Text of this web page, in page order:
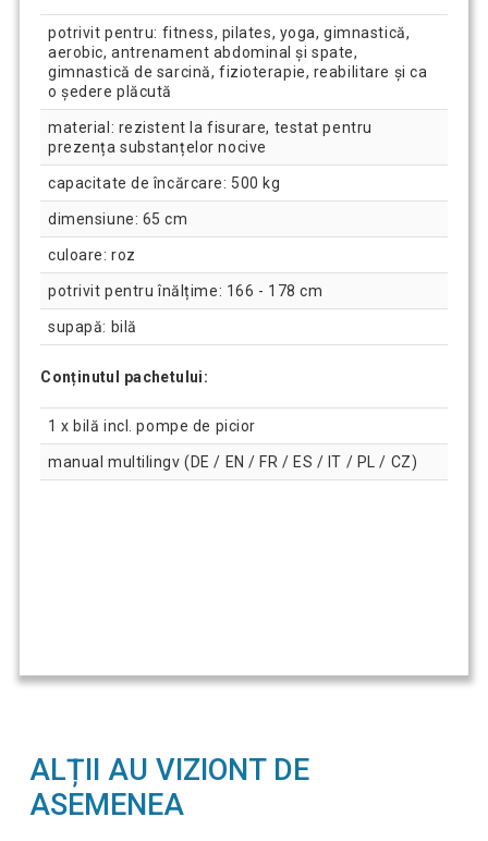
potrivit pentru: fitness, pilates, yoga, gimnastică,
aerobic, antrenament abdominal și spate,
gimnastică de sarcină, fizioterapie, reabilitare și ca
o ședere plăcută
material: rezistent la fisurare, testat pentru
prezența substanțelor nocive
capacitate de încărcare: 500 kg
dimensiune: 65 cm
culoare: roz
potrivit pentru înălțime: 166 - 178 cm
supapă: bilă
Conținutul pachetului:
1 x bilă incl. pompe de picior
manual multilingv (DE / EN / FR / ES / IT / PL / CZ)
ALȚII AU VIZIONT DE
ASEMENEA